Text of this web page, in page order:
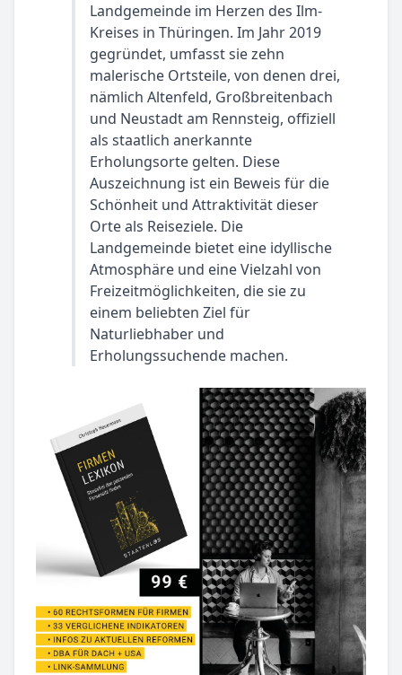
Landgemeinde im Herzen des Ilm-
Kreises in Thüringen. Im Jahr 2019
gegründet, umfasst sie zehn
malerische Ortsteile, von denen drei,
nämlich Altenfeld, Großbreitenbach
und Neustadt am Rennsteig, offiziell
als staatlich anerkannte
Erholungsorte gelten. Diese
Auszeichnung ist ein Beweis für die
Schönheit und Attraktivität dieser
Orte als Reiseziele. Die
Landgemeinde bietet eine idyllische
Atmosphäre und eine Vielzahl von
Freizeitmöglichkeiten, die sie zu
einem beliebten Ziel für
Naturliebhaber und
Erholungssuchende machen.